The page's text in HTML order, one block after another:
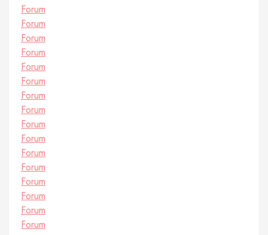
Forum
Forum
Forum
Forum
Forum
Forum
Forum
Forum
Forum
Forum
Forum
Forum
Forum
Forum
Forum
Forum